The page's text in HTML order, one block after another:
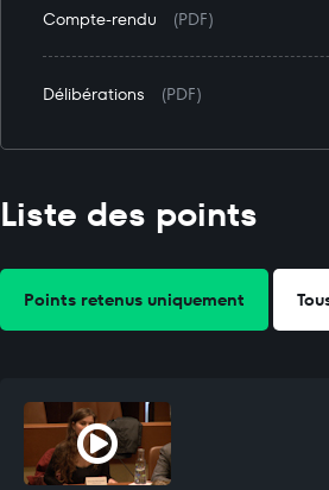
Compte-rendu (PDF)
Délibérations (PDF)
Liste des points
Points retenus uniquement